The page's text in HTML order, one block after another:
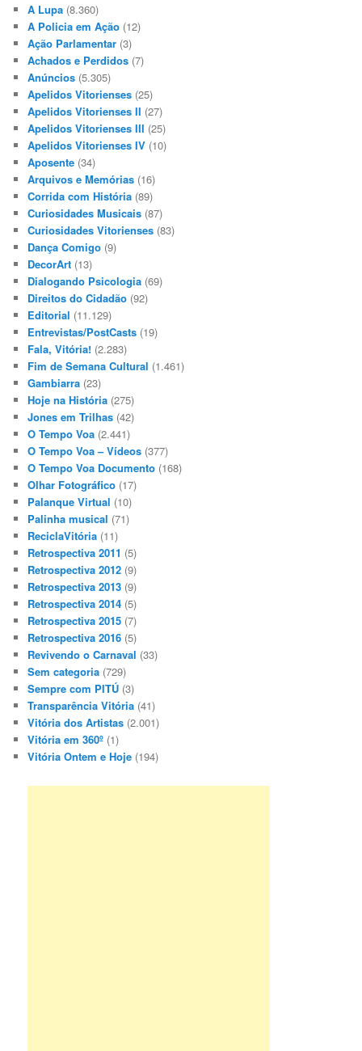
A Lupa (8.360)
A Policia em Ação (12)
Ação Parlamentar (3)
Achados e Perdidos (7)
Anúncios (5.305)
Apelidos Vitorienses (25)
Apelidos Vitorienses II (27)
Apelidos Vitorienses III (25)
Apelidos Vitorienses IV (10)
Aposente (34)
Arquivos e Memórias (16)
Corrida com História (89)
Curiosidades Musicais (87)
Curiosidades Vitorienses (83)
Dança Comigo (9)
DecorArt (13)
Dialogando Psicologia (69)
Direitos do Cidadão (92)
Editorial (11.129)
Entrevistas/PostCasts (19)
Fala, Vitória! (2.283)
Fim de Semana Cultural (1.461)
Gambiarra (23)
Hoje na História (275)
Jones em Trilhas (42)
O Tempo Voa (2.441)
O Tempo Voa – Vídeos (377)
O Tempo Voa Documento (168)
Olhar Fotográfico (17)
Palanque Virtual (10)
Palinha musical (71)
ReciclaVitória (11)
Retrospectiva 2011 (5)
Retrospectiva 2012 (9)
Retrospectiva 2013 (9)
Retrospectiva 2014 (5)
Retrospectiva 2015 (7)
Retrospectiva 2016 (5)
Revivendo o Carnaval (33)
Sem categoria (729)
Sempre com PITÚ (3)
Transparência Vitória (41)
Vitória dos Artistas (2.001)
Vitória em 360º (1)
Vitória Ontem e Hoje (194)